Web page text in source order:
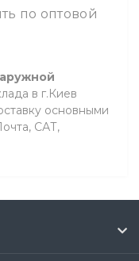
по оптовой
в г.Киев
основными
САТ,